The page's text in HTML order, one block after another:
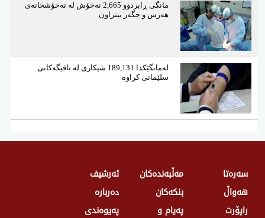
مانگی ڕابردوو 2,665 نەخۆش لە نەخۆشخانەی
هەرس و جگەر بینراون
لەمانگێكدا 189,131 شیكاری لە تاقیگەكانی
سلێمانی كراوە
سەرەتا
هەواڵ
راپۆرت
مەڵبەندەکان
بنکەکان
پەیام و
ئەرشیف
دەربارە
پەیوەندی